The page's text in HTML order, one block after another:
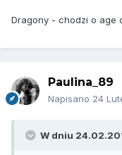
Dragony - chodzi o age
Paulina_89
Napisano 24
W dniu